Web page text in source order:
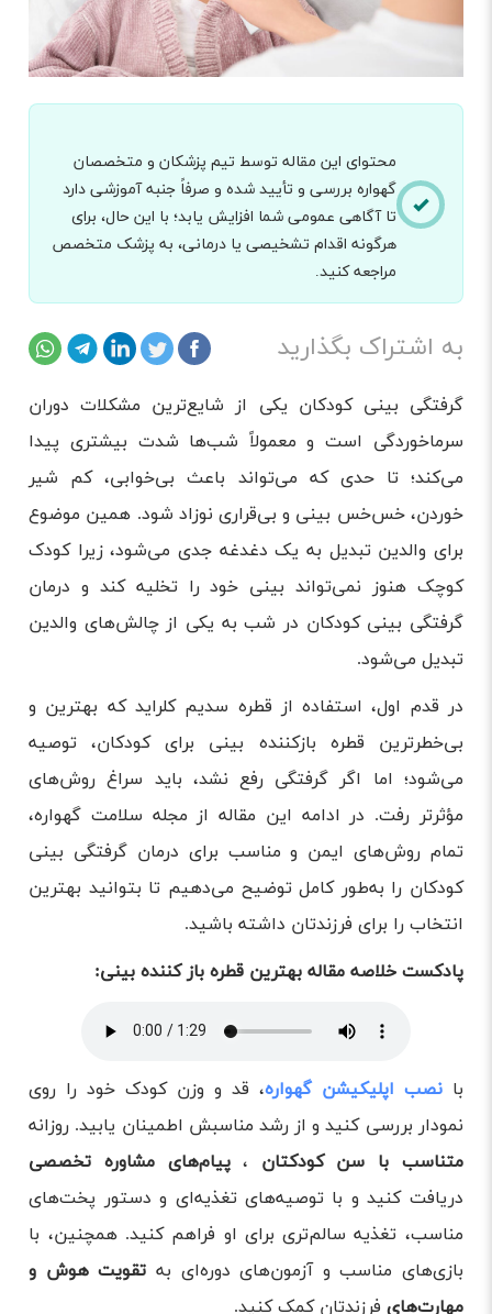
محتوای این مقاله توسط تیم پزشکان و متخصصان
گهواره بررسی و تأیید شده و صرفاً جنبه آموزشی دارد
تا آگاهی عمومی شما افزایش یابد؛ با این حال، برای
هرگونه اقدام تشخیصی یا درمانی، به پزشک متخصص
مراجعه کنید.
به اشتراک بگذارید
گرفتگی بینی کودکان یکی از شایع‌ترین مشکلات دوران
سرماخوردگی است و معمولاً شب‌ها شدت بیشتری پیدا
می‌کند؛ تا حدی که می‌تواند باعث بی‌خوابی، کم شیر
خوردن، خس‌خس بینی و بی‌قراری نوزاد شود. همین موضوع
برای والدین تبدیل به یک دغدغه جدی می‌شود، زیرا کودک
کوچک هنوز نمی‌تواند بینی خود را تخلیه کند و درمان
گرفتگی بینی کودکان در شب به یکی از چالش‌های والدین
تبدیل می‌شود.
در قدم اول، استفاده از قطره سدیم کلراید که بهترین و
بی‌خطرترین قطره بازکننده بینی برای کودکان، توصیه
می‌شود؛ اما اگر گرفتگی رفع نشد، باید سراغ روش‌های
مؤثرتر رفت. در ادامه این مقاله از مجله سلامت گهواره،
تمام روش‌های ایمن و مناسب برای درمان گرفتگی بینی
کودکان را به‌طور کامل توضیح می‌دهیم تا بتوانید بهترین
انتخاب را برای فرزندتان داشته باشید.
پادکست خلاصه مقاله بهترین قطره باز کننده بینی:
بانصب اپلیکیشن گهواره، قد و وزن کودک خود را روی
نمودار بررسی کنید و از رشد مناسبش اطمینان یابید. روزانه
متناسب با سن کودکتان ،پیام‌های مشاوره‌ تخصصی
دریافت کنید و با توصیه‌های تغذیه‌ای و دستور پخت‌های
مناسب، تغذیه سالم‌تری برای او فراهم کنید. همچنین، با
بازی‌های مناسب و آزمون‌های دوره‌ای به تقویت هوش و
مهارت‌های فرزندتان کمک کنید.